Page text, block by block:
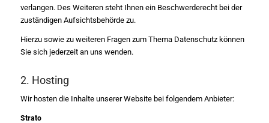
verlangen. Des Weiteren steht Ihnen ein Beschwerderecht bei der
zuständigen Aufsichtsbehörde zu.
Hierzu sowie zu weiteren Fragen zum Thema Datenschutz können
Sie sich jederzeit an uns wenden.
2. Hosting
Wir hosten die Inhalte unserer Website bei folgendem Anbieter:
Strato